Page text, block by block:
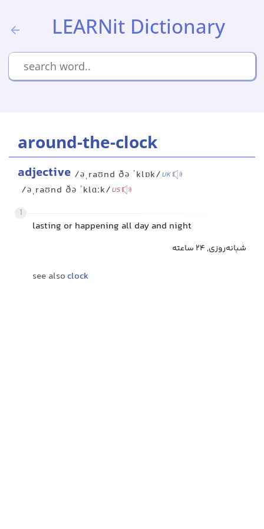
LEARNit Dictionary
around-the-clock
adjective /əˌraʊnd ðə ˈklɒk/UK
/əˌraʊnd ðə ˈklɑːk/US
1
lasting or happening all day and night
شبانه‌روزی, ۲۴ ساعته
see also clock